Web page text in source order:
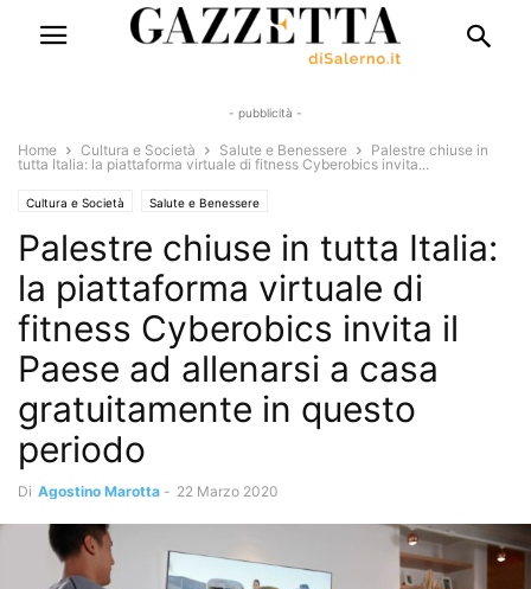
- pubblicità -
Home Cultura e Società Salute e Benessere
Palestre chiuse in
tutta Italia: la piattaforma virtuale di fitness Cyberobics invita...
Cultura e Società Salute e Benessere
Palestre chiuse in tutta Italia:
la piattaforma virtuale di
fitness Cyberobics invita il
Paese ad allenarsi a casa
gratuitamente in questo
periodo
Di Agostino Marotta - 22 Marzo 2020